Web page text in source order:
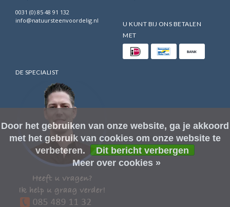
0031 (0) 85 48 91 132
info@natuursteenvoordelig.nl
U KUNT BIJ ONS BETALEN
MET
DE SPECIALIST
Door het gebruiken van onze website, ga je akkoord
met het gebruik van cookies om onze website te
verbeteren.
Dit bericht verbergen
Meer over cookies »